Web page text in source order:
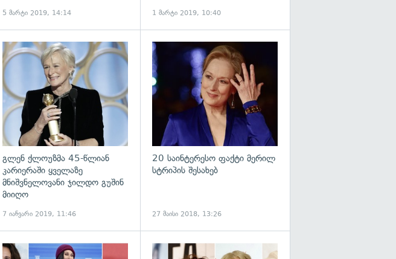
5 მარტი 2019, 14:14 1 მარტი 2019, 10:40
გადახედვა გადახედვა
გლენ ქლოუზმა 45-წლიან
კარიერაში ყველაზე
მნიშვნელოვანი ჯილდო გუშინ
მიიღო
7 იანვარი 2019, 11:46
20 საინტერესო ფაქტი მერილ
სტრიპის შესახებ
27 მაისი 2018, 13:26
გადახედვა